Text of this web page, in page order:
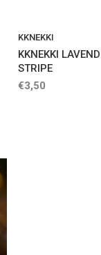
KKNEKKI
KKNEKKI
STRIPE
€3,50